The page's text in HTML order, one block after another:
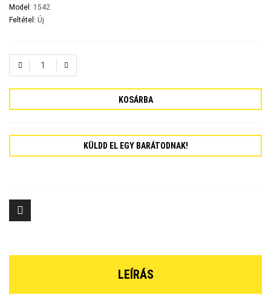
Model: 1542
Feltétel: Új
KOSÁRBA
KÜLDD EL EGY BARÁTODNAK!
LEÍRÁS